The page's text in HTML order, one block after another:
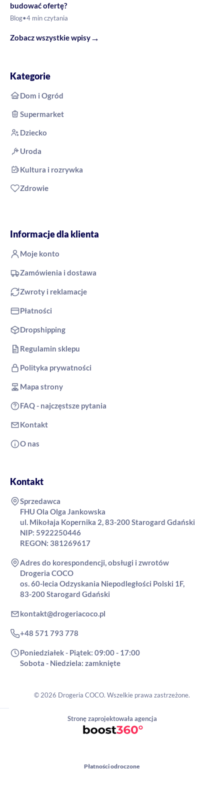
budować ofertę?
Blog•4 min czytania
Zobacz wszystkie wpisy→
Kategorie
Dom i Ogród
Supermarket
Dziecko
Uroda
Kultura i rozrywka
Zdrowie
Informacje dla klienta
Moje konto
Zamówienia i dostawa
Zwroty i reklamacje
Płatności
Dropshipping
Regulamin sklepu
Polityka prywatności
Mapa strony
FAQ - najczęstsze pytania
Kontakt
O nas
Kontakt
Sprzedawca
FHU Ola Olga Jankowska
ul. Mikołaja Kopernika 2, 83-200 Starogard Gdański
NIP: 5922250446
REGON: 381269617
Adres do korespondencji, obsługi i zwrotów
Drogeria COCO
os. 60-lecia Odzyskania Niepodległości Polski 1F,
83-200 Starogard Gdański
kontakt@drogeriacoco.pl
+48 571 793 778
Poniedziałek - Piątek: 09:00 - 17:00
Sobota - Niedziela: zamknięte
© 2026 Drogeria COCO. Wszelkie prawa zastrzeżone.
Stronę zaprojektowała agencja
Płatności odroczone